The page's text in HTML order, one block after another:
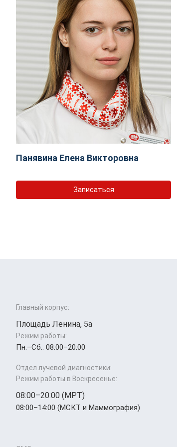
Панявина Елена Викторовна
Записаться
Главный корпус:
Площадь Ленина, 5а
Режим работы:
Пн.–Cб.: 08:00–20:00
Отдел лучевой диагностики:
Режим работы в Воскресенье:
08:00–20:00 (МРТ)
08:00–14:00 (МСКТ и Маммография)